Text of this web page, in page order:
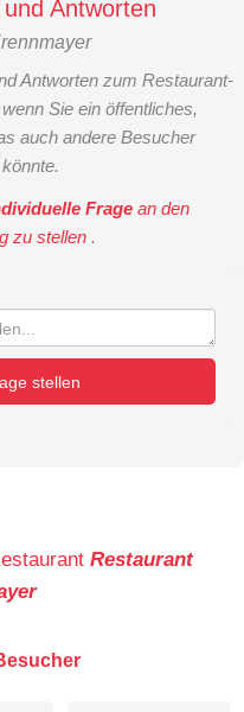
Antworten
Antworten zum Restaurant-
Sie ein öffentliches,
auch andere Besucher
Frage an den
zu stellen .
stellen
Restaurant